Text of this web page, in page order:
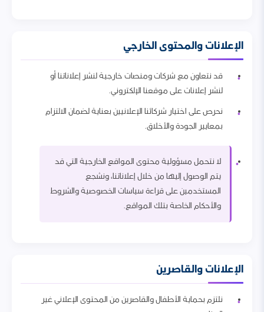
الإعلانات والمحتوى الخارجي
قد نتعاون مع شركات ومنصات خارجية لنشر إعلاناتنا أو
لنشر إعلانات على موقعنا الإلكتروني.
نحرص على اختيار شركائنا الإعلانيين بعناية لضمان الالتزام
بمعايير الجودة والأخلاق.
لا نتحمل مسؤولية محتوى المواقع الخارجية التي قد
يتم الوصول إليها من خلال إعلاناتنا، ونشجع
المستخدمين على قراءة سياسات الخصوصية والشروط
والأحكام الخاصة بتلك المواقع.
الإعلانات والقاصرين
نلتزم بحماية الأطفال والقاصرين من المحتوى الإعلاني غير